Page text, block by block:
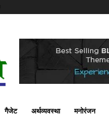
गैजेट अर्थव्यवस्था मनोरंजन